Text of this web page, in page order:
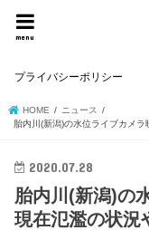
menu
プライバシーポリシー
HOME
ニュース
胎内川(新潟)の水位ライブカメ
2020.07.28
胎内川(新潟)の
現在氾濫の状況